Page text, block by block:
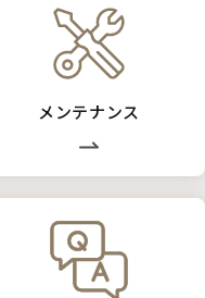
メンテナンス